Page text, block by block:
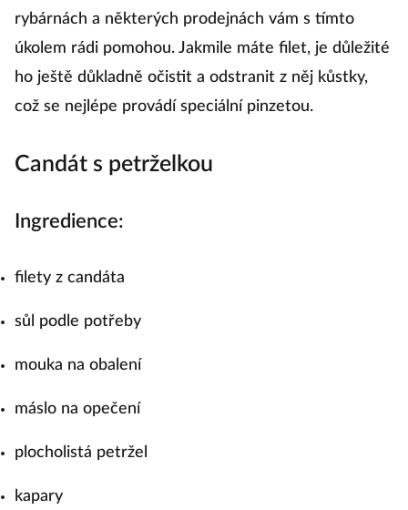
rybárnách a některých prodejnách vám s tímto
úkolem rádi pomohou. Jakmile máte filet, je důležité
ho ještě důkladně očistit a odstranit z něj kůstky,
což se nejlépe provádí speciální pinzetou.
Candát s petrželkou
Ingredience:
filety z candáta
sůl podle potřeby
mouka na obalení
máslo na opečení
plocholistá petržel
kapary